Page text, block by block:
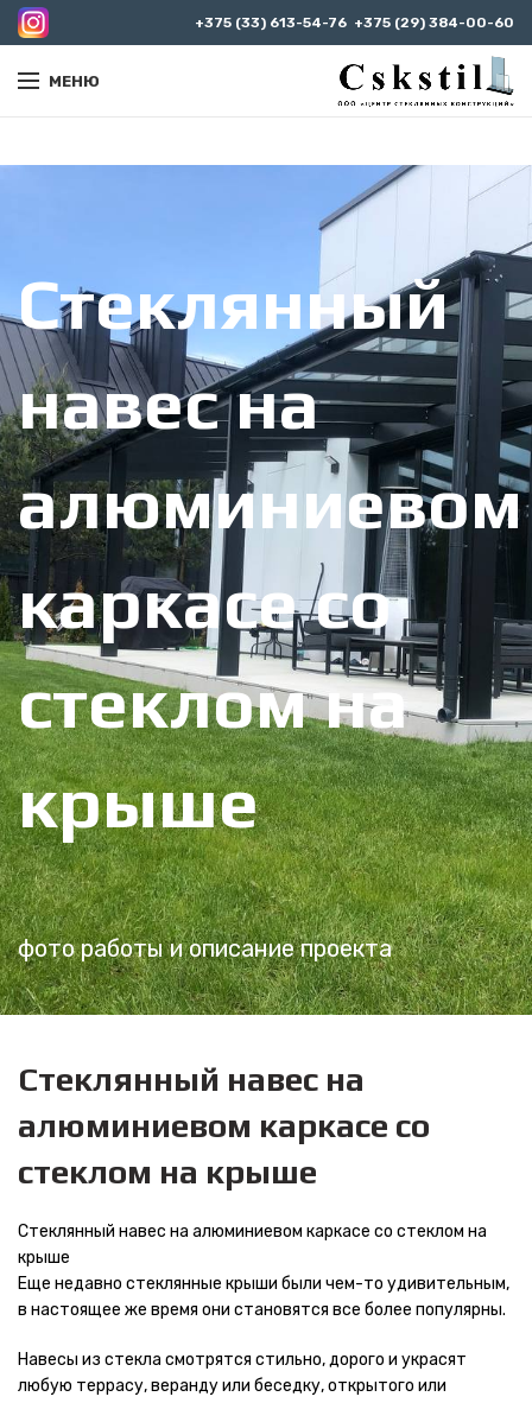
+375 (33) 613-54-76 +375 (29) 384-00-60
МЕНЮ
Стеклянный
навес на
алюминиевом
каркасе со
стеклом на
крыше
фото работы и описание проекта
Стеклянный навес на
алюминиевом каркасе со
стеклом на крыше
Стеклянный навес на алюминиевом каркасе со стеклом на
крыше
Еще недавно стеклянные крыши были чем-то удивительным,
в настоящее же время они становятся все более популярны.
Навесы из стекла смотрятся стильно, дорого и украсят
любую террасу, веранду или беседку, открытого или